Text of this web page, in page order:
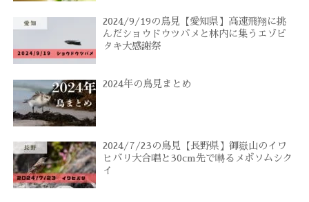
2024/9/19の鳥見【愛知県】高速飛翔に挑
んだショウドウツバメと林内に集うエゾビ
タキ大感謝祭
2024年の鳥見まとめ
2024/7/23の鳥見【長野県】御嶽山のイワ
ヒバリ大合唱と30cm先で囀るメボソムシク
イ